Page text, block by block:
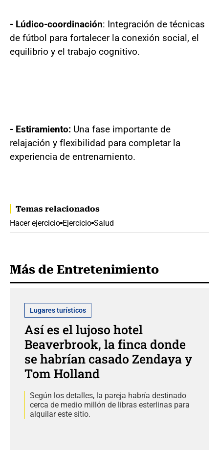
- Lúdico-coordinación: Integración de técnicas
de fútbol para fortalecer la conexión social, el
equilibrio y el trabajo cognitivo.
- Estiramiento: Una fase importante de
relajación y flexibilidad para completar la
experiencia de entrenamiento.
Temas relacionados
Hacer ejercicio Ejercicio Salud
Más de Entretenimiento
Lugares turísticos
Así es el lujoso hotel
Beaverbrook, la finca donde
se habrían casado Zendaya y
Tom Holland
Según los detalles, la pareja habría destinado
cerca de medio millón de libras esterlinas para
alquilar este sitio.